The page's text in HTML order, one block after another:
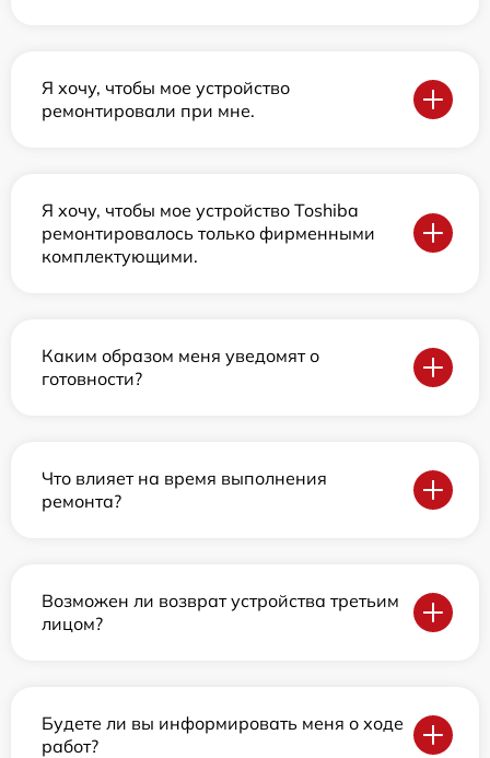
Я хочу, чтобы мое устройство
ремонтировали при мне.
Я хочу, чтобы мое устройство Toshiba
ремонтировалось только фирменными
комплектующими.
Каким образом меня уведомят о
готовности?
Что влияет на время выполнения
ремонта?
Возможен ли возврат устройства третьим
лицом?
Будете ли вы информировать меня о ходе
работ?